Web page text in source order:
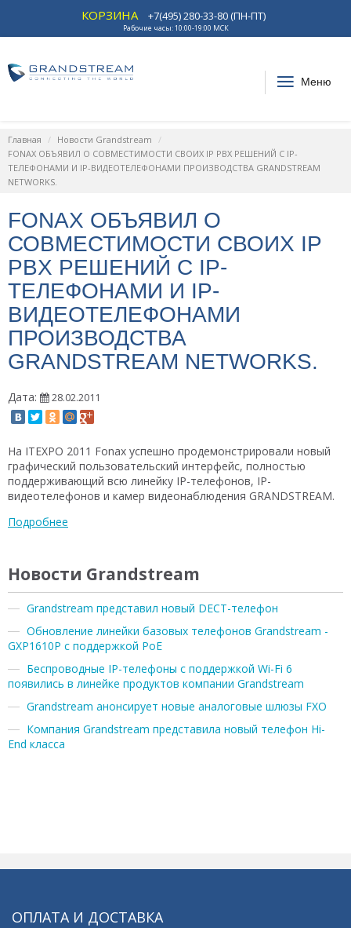
КОРЗИНА +7(495) 280-33-80 (ПН-ПТ)
Рабочие часы: 10:00-19:00 МСК
Меню
Главная
Новости Grandstream
FONAX ОБЪЯВИЛ О СОВМЕСТИМОСТИ СВОИХ IP PBX РЕШЕНИЙ С IP-
ТЕЛЕФОНАМИ И IP-ВИДЕОТЕЛЕФОНАМИ ПРОИЗВОДСТВА GRANDSTREAM
NETWORKS.
FONAX ОБЪЯВИЛ О
СОВМЕСТИМОСТИ СВОИХ IP
PBX РЕШЕНИЙ С IP-
ТЕЛЕФОНАМИ И IP-
ВИДЕОТЕЛЕФОНАМИ
ПРОИЗВОДСТВА
GRANDSTREAM NETWORKS.
Дата: 28.02.2011
На ITEXPO 2011 Fonax успешно продемонстрировали новый
графический пользовательский интерфейс, полностью
поддерживающий всю линейку IP-телефонов, IP-
видеотелефонов и камер видеонаблюдения GRANDSTREAM.
Подробнее
Новости Grandstream
Grandstream представил новый DECT-телефон
Обновление линейки базовых телефонов Grandstream -
GXP1610P с поддержкой PoE
Беспроводные IP-телефоны с поддержкой Wi-Fi 6
появились в линейке продуктов компании Grandstream
Grandstream анонсирует новые аналоговые шлюзы FXO
Компания Grandstream представила новый телефон Hi-
End класса
ОПЛАТА И ДОСТАВКА